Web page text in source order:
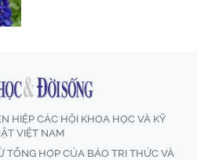
HIỆP CÁC HỘI KHOA HỌC VÀ KỸ
VIỆT NAM
TỔNG HỢP CỦA BÁO TRI THỨC VÀ